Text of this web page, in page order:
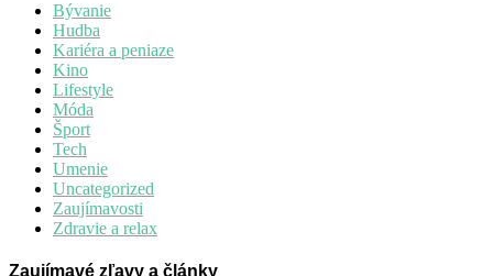
Bývanie
Hudba
Kariéra a peniaze
Kino
Lifestyle
Móda
Šport
Tech
Umenie
Uncategorized
Zaujímavosti
Zdravie a relax
Zaujímavé zľavy a články